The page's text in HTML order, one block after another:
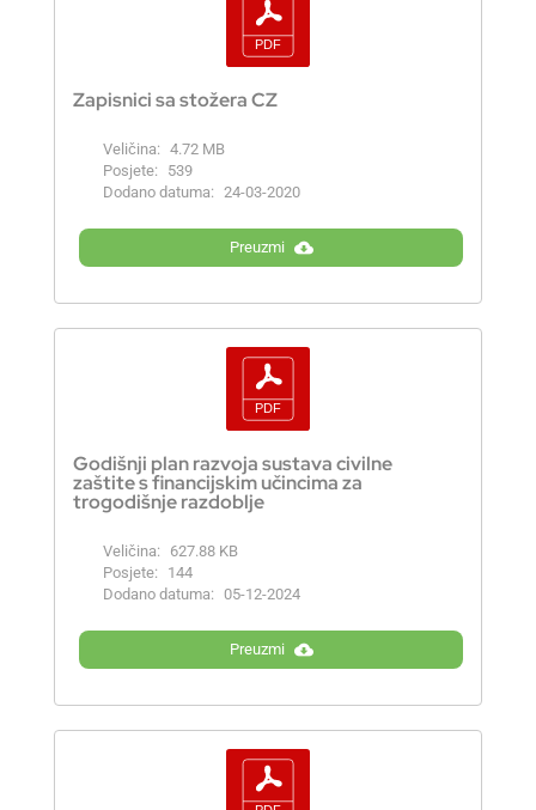
Zapisnici sa stožera CZ
Veličina: 4.72 MB
Posjete:
539
Dodano datuma: 24-03-2020
Preuzmi
Godišnji plan razvoja sustava civilne
zaštite s financijskim učincima za
trogodišnje razdoblje
Veličina:
627.88 KB
Posjete:
144
Dodano datuma: 05-12-2024
Preuzmi